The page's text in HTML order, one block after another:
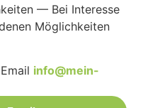
— Bei Inter­es­se
Mög­lich­kei­ten
info@mein-